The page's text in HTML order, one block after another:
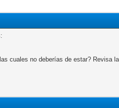
cuales no deberías de estar? Revisa